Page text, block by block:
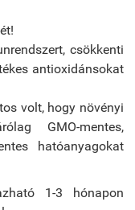
csökkenti
antioxidánsokat
volt, hogy növényi
GMO-mentes,
hatóanyagokat
1-3 hónapon